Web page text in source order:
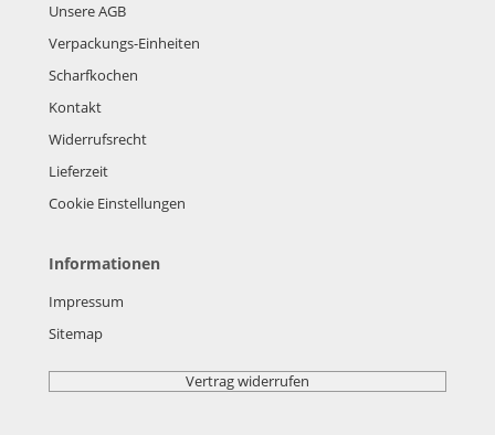
Unsere AGB
Verpackungs-Einheiten
Scharfkochen
Kontakt
Widerrufsrecht
Lieferzeit
Cookie Einstellungen
Informationen
Impressum
Sitemap
Vertrag widerrufen